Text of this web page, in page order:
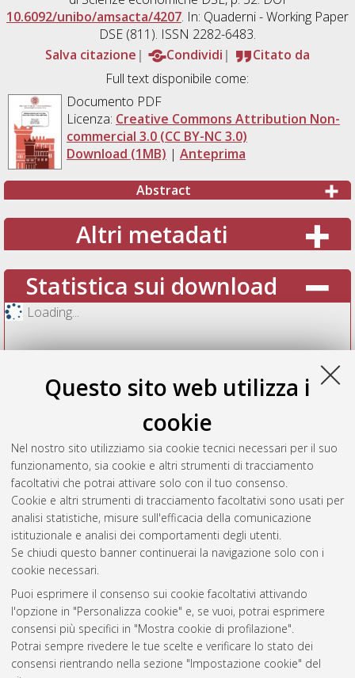
Questo sito web utilizza i
cookie
Nel nostro sito utilizziamo sia cookie tecnici necessari per il suo
funzionamento, sia cookie e altri strumenti di tracciamento
facoltativi che potrai attivare solo con il tuo consenso.
Cookie e altri strumenti di tracciamento facoltativi sono usati per
analisi statistiche, misure sull'efficacia della comunicazione
istituzionale e analisi dei comportamenti degli utenti.
Se chiudi questo banner continuerai la navigazione solo con i
cookie necessari.
Puoi esprimere il consenso sui cookie facoltativi attivando
l'opzione in "Personalizza cookie" e, se vuoi, potrai esprimere
consensi più specifici in "Mostra cookie di profilazione".
Potrai sempre rivedere le tue scelte e verificare lo stato dei
consensi rientrando nella sezione "Impostazione cookie" del
10.6092/unibo/amsacta/4207. In: Quaderni - Working Paper
DSE (811). ISSN 2282-6483.
Salva citazione
Condividi
Citato da
Full text disponibile come:
Documento PDF
Licenza: Creative Commons Attribution Non-
commercial 3.0 (CC BY-NC 3.0)
Download (1MB) | Anteprima
Abstract
Altri metadati
Statistica sui download
Loading...
Vedi altre statistiche
Gestione del documento:
Atom
Rss
AMS Acta
ISSN: 2038-7954
re3data.org -
doi.org/10.17616/R3P19R
Servizio implementato e